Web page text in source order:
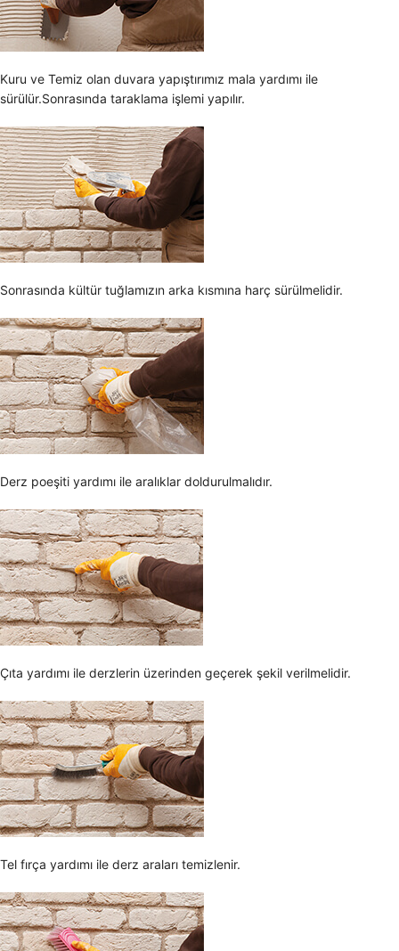
Kuru ve Temiz olan duvara yapıştırımız mala yardımı ile
sürülür.Sonrasında taraklama işlemi yapılır.
Sonrasında kültür tuğlamızın arka kısmına harç sürülmelidir.
Derz poeşiti yardımı ile aralıklar doldurulmalıdır.
Çıta yardımı ile derzlerin üzerinden geçerek şekil verilmelidir.
Tel fırça yardımı ile derz araları temizlenir.